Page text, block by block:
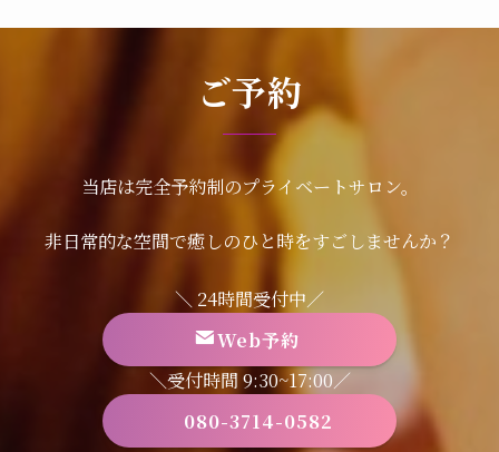
ご予約
当店は完全予約制のプライベートサロン。
非日常的な空間で癒しのひと時をすごしませんか？
＼ 24時間受付中／
Web予約
＼受付時間 9:30~17:00／
080-3714-0582